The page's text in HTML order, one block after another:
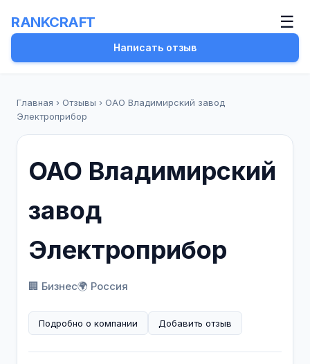
RANKCRAFT ☰
Написать отзыв
Главная › Отзывы › ОАО Владимирский завод
Электроприбор
ОАО Владимирский
завод
Электроприбор
🏢 Бизнес🌍 Россия
Подробно о компании Добавить отзыв